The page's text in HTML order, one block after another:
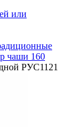
или
чаши 160
РУС1121